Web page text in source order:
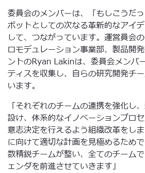
委員会のメンバーは、「もしこうだ
ボットとしての次なる革新的なアイ
して、つながっています。運営員会
ロモデュレーション事業部、製品開
ントのRyan Lakinは、委員会メンバ
ティスを収集し、自らの研究開発チ
います。
「それぞれのチームの連携を強化し
設け、体系的なイノベーションプロ
意志決定を行えるよう組織改革をし
に向けて適切な計画を見極めるため
数精鋭チームが整い、全てのチーム
ェンダを前進させていきます」